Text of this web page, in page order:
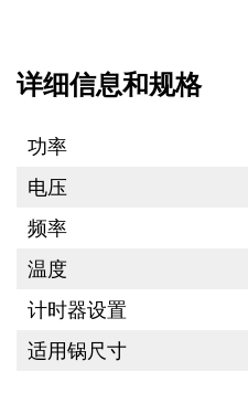
详细信息和规格
功率
电压
频率
温度
计时器设置
适用锅尺寸